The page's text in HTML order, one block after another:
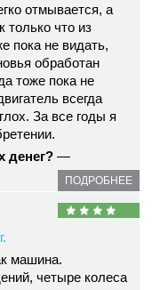
отмывается, а
только что из
пока не видать,
обработан
тоже пока не
всегда
За все годы я
денег? —
ПОДРОБНЕЕ
машина.
четыре колеса